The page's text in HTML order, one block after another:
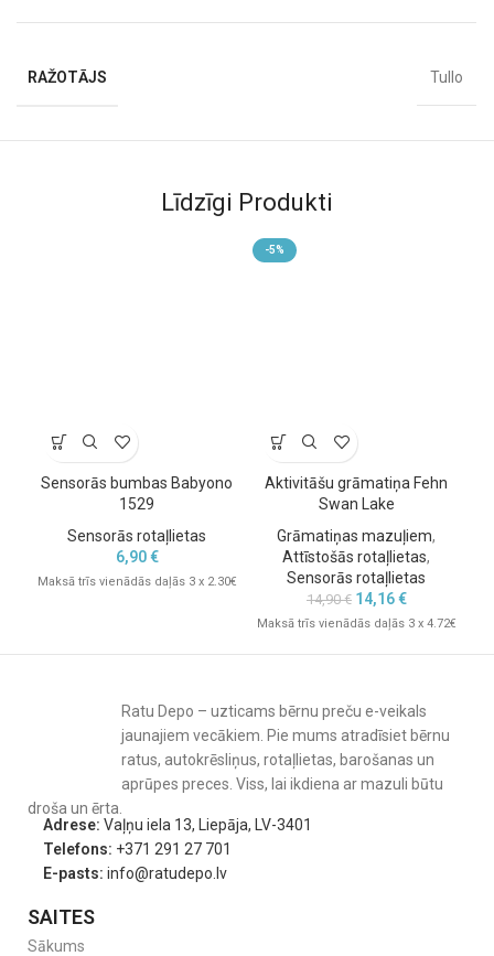
Materiāls:drošs, mīksts, bez BPA un ftalātiem
diskomfortu zobu nākšanas laikā
Viegli satverams un piemērots ripināšanai rāpošanas laikā
RAŽOTĀJS Tullo
Līdzīgi Produkti
Sensorās bumbas Babyono
1529
Sensorās rotaļlietas
6,90€
Maksā trīs vienādās daļās 3 x 2.30€
-5%
Aktivitāšu grāmatiņa Fehn
Swan Lake
Grāmatiņas mazuļiem,
Attīstošās rotaļlietas,
Sensorās rotaļlietas
14,90€ 14,16€
Maksā trīs vienādās daļās 3 x 4.72€
Ratu Depo – uzticams bērnu preču e-veikals
jaunajiem vecākiem. Pie mums atradīsiet bērnu
ratus, autokrēsliņus, rotaļlietas, barošanas un
aprūpes preces. Viss, lai ikdiena ar mazuli būtu
droša un ērta.
Adrese: Vaļņu iela 13, Liepāja, LV-3401
Telefons: +371 291 27 701
E-pasts: info@ratudepo.lv
SAITES
Sākums